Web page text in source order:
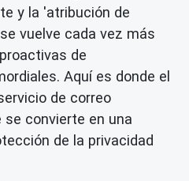
y la 'atribución de
vuelve cada vez más
de
Aquí es donde el
de correo
se convierte en una
de la privacidad